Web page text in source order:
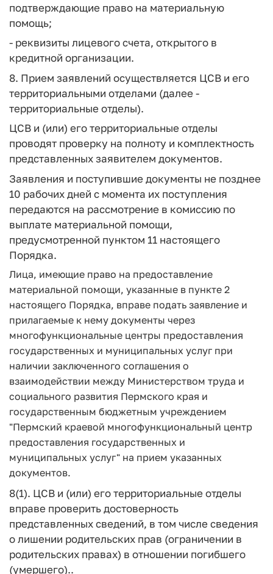
подтверждающие право на материальную
помощь;
- реквизиты лицевого счета, открытого в
кредитной организации.
8. Прием заявлений осуществляется ЦСВ и его
территориальными отделами (далее -
территориальные отделы).
ЦСВ и (или) его территориальные отделы
проводят проверку на полноту и комплектность
представленных заявителем документов.
Заявления и поступившие документы не позднее
10 рабочих дней с момента их поступления
передаются на рассмотрение в комиссию по
выплате материальной помощи,
предусмотренной пунктом 11 настоящего
Порядка.
Лица, имеющие право на предоставление
материальной помощи, указанные в пункте 2
настоящего Порядка, вправе подать заявление и
прилагаемые к нему документы через
многофункциональные центры предоставления
государственных и муниципальных услуг при
наличии заключенного соглашения о
взаимодействии между Министерством труда и
социального развития Пермского края и
государственным бюджетным учреждением
"Пермский краевой многофункциональный центр
предоставления государственных и
муниципальных услуг" на прием указанных
документов.
8(1). ЦСВ и (или) его территориальные отделы
вправе проверить достоверность
представленных сведений, в том числе сведения
о лишении родительских прав (ограничении в
родительских правах) в отношении погибшего
(умершего)..